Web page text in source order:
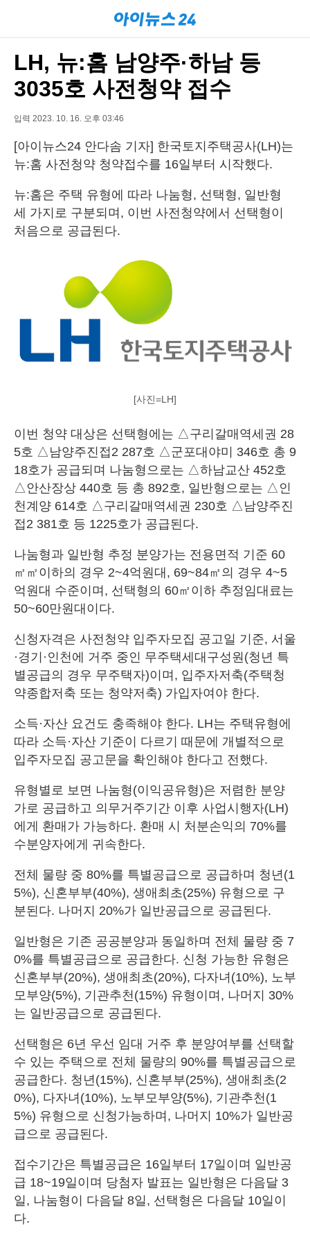
LH, 뉴:홈 남양주·하남 등
3035호 사전청약 접수
입력 2023. 10. 16. 오후 03:46
[아이뉴스24 안다솜 기자] 한국토지주택공사(LH)는
뉴:홈 사전청약 청약접수를 16일부터 시작했다.
뉴:홈은 주택 유형에 따라 나눔형, 선택형, 일반형
세 가지로 구분되며, 이번 사전청약에서 선택형이
처음으로 공급된다.
[사진=LH]
이번 청약 대상은 선택형에는 △구리갈매역세권 28
5호 △남양주진접2 287호 △군포대야미 346호 총 9
18호가 공급되며 나눔형으로는 △하남교산 452호
△안산장상 440호 등 총 892호, 일반형으로는 △인
천계양 614호 △구리갈매역세권 230호 △남양주진
접2 381호 등 1225호가 공급된다.
나눔형과 일반형 추정 분양가는 전용면적 기준 60
㎡㎡이하의 경우 2~4억원대, 69~84㎡의 경우 4~5
억원대 수준이며, 선택형의 60㎡이하 추정임대료는
50~60만원대이다.
신청자격은 사전청약 입주자모집 공고일 기준, 서울
·경기·인천에 거주 중인 무주택세대구성원(청년 특
별공급의 경우 무주택자)이며, 입주자저축(주택청
약종합저축 또는 청약저축) 가입자여야 한다.
소득·자산 요건도 충족해야 한다. LH는 주택유형에
따라 소득·자산 기준이 다르기 때문에 개별적으로
입주자모집 공고문을 확인해야 한다고 전했다.
유형별로 보면 나눔형(이익공유형)은 저렴한 분양
가로 공급하고 의무거주기간 이후 사업시행자(LH)
에게 환매가 가능하다. 환매 시 처분손익의 70%를
수분양자에게 귀속한다.
전체 물량 중 80%를 특별공급으로 공급하며 청년(1
5%), 신혼부부(40%), 생애최초(25%) 유형으로 구
분된다. 나머지 20%가 일반공급으로 공급된다.
일반형은 기존 공공분양과 동일하며 전체 물량 중 7
0%를 특별공급으로 공급한다. 신청 가능한 유형은
신혼부부(20%), 생애최초(20%), 다자녀(10%), 노부
모부양(5%), 기관추천(15%) 유형이며, 나머지 30%
는 일반공급으로 공급된다.
선택형은 6년 우선 임대 거주 후 분양여부를 선택할
수 있는 주택으로 전체 물량의 90%를 특별공급으로
공급한다. 청년(15%), 신혼부부(25%), 생애최초(2
0%), 다자녀(10%), 노부모부양(5%), 기관추천(1
5%) 유형으로 신청가능하며, 나머지 10%가 일반공
급으로 공급된다.
접수기간은 특별공급은 16일부터 17일이며 일반공
급 18~19일이며 당첨자 발표는 일반형은 다음달 3
일, 나눔형이 다음달 8일, 선택형은 다음달 10일이
다.